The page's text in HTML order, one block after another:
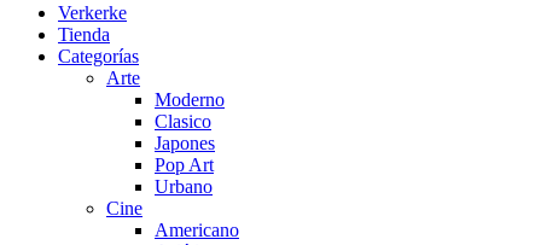
Verkerke
Tienda
Categorías
Arte
Moderno
Clasico
Japones
Pop Art
Urbano
Cine
Americano